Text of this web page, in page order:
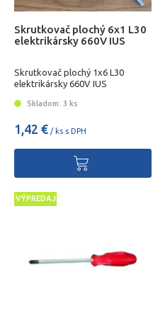
Skrutkovač plochý 6x1 L30
elektrikársky 660V IUS
Skrutkovač plochý 1x6 L30
elektrikársky 660V IUS
Skladom: 3 ks
1,42 € / ks s DPH
VÝPREDAJ